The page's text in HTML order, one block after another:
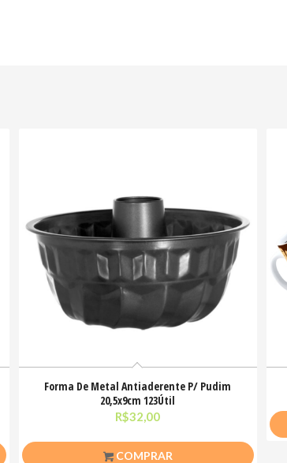
Forma De Metal Antiaderente P/ Pudim
20,5x9cm 123Útil
R$32,00
COMPRAR